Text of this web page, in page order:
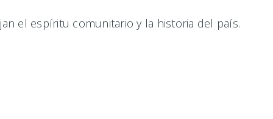
el espíritu comunitario y la historia del país.